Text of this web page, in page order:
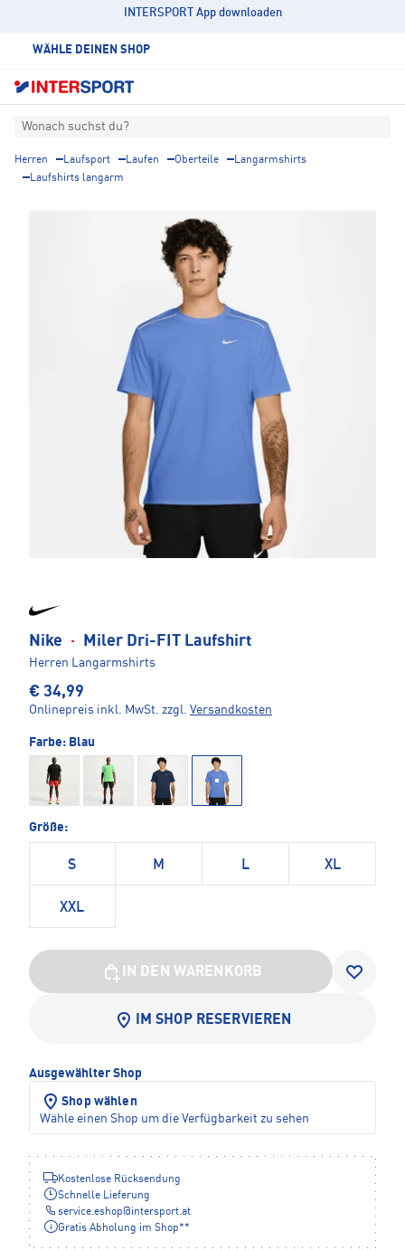
INTERSPORT App downloaden
WÄHLE DEINEN SHOP
Wonach suchst du?
Herren Laufsport Laufen Oberteile
Langarmshirts
Laufshirts langarm
Nike · Miler Dri-FIT Laufshirt
Herren Langarmshirts
€ 34,99
Onlinepreis inkl. MwSt. zzgl. Versandkosten
Farbe: Blau
Größe:
S M L XL
XXL
IN DEN WARENKORB
IM SHOP RESERVIEREN
Ausgewählter Shop
Shop wählen
Wähle einen Shop um die Verfügbarkeit zu sehen
Kostenlose Rücksendung
Schnelle Lieferung
service.eshop@ intersport.at
Gratis Abholung im Shop**